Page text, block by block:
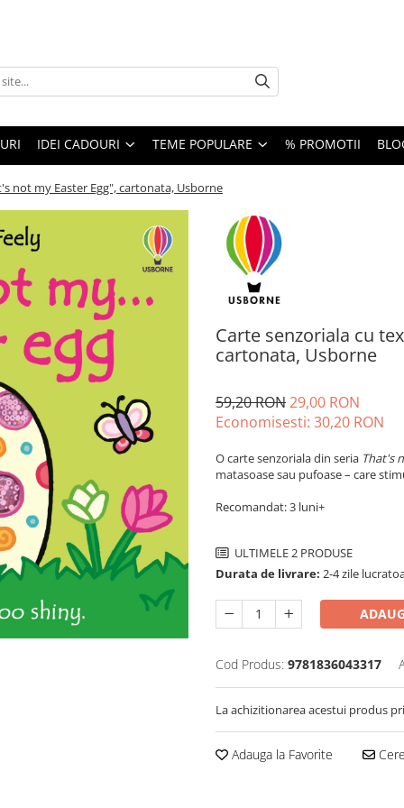
IDEI CADOURI TEME POPULARE % PROMOTII
not my Easter Egg", cartonata, Usborne
Carte senzoriala cu
cartonata, Usborne
59,20 RON29,00 RON
Economisesti: 30,20 RON
O carte senzoriala din seria That's
matasoase sau pufoase – care
Recomandat: 3 luni+
ULTIMELE 2 PRODUSE
Durata de livrare: 2-4 zile
Cod Produs: 9781836043317
La achizitionarea acestui produs
Adauga la Favorite